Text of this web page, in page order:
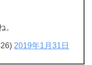
。
2019年1月31日